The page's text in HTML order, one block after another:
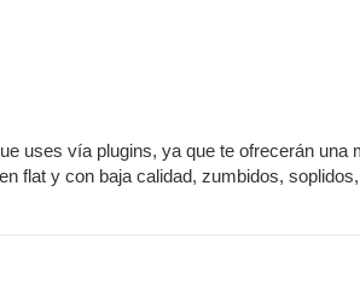
uses vía plugins, ya que te ofrecerán una
flat y con baja calidad, zumbidos,